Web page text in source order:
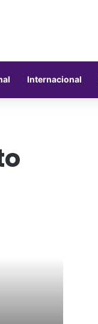
Internacional